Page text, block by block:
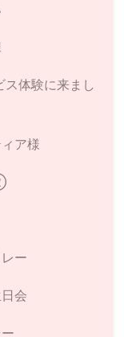
体験に来まし
ア様
ー
会